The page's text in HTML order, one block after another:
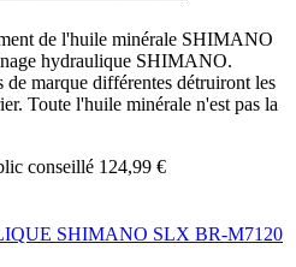
de l'huile minérale SHIMANO
hydraulique SHIMANO.
de marque différentes détruiront les
Toute l'huile minérale n'est pas la
conseillé 124,99 €